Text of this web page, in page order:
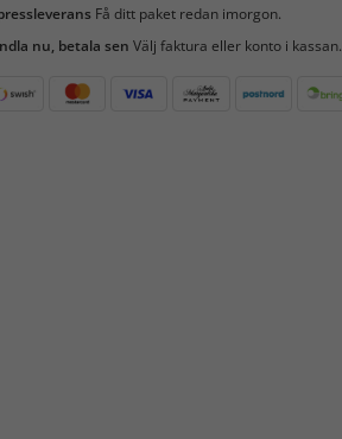
Få ditt paket redan imorgon.
nu, betala sen Välj faktura eller konto i kassan.